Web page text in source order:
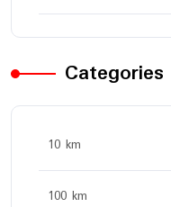
Categories
10 km
100 km